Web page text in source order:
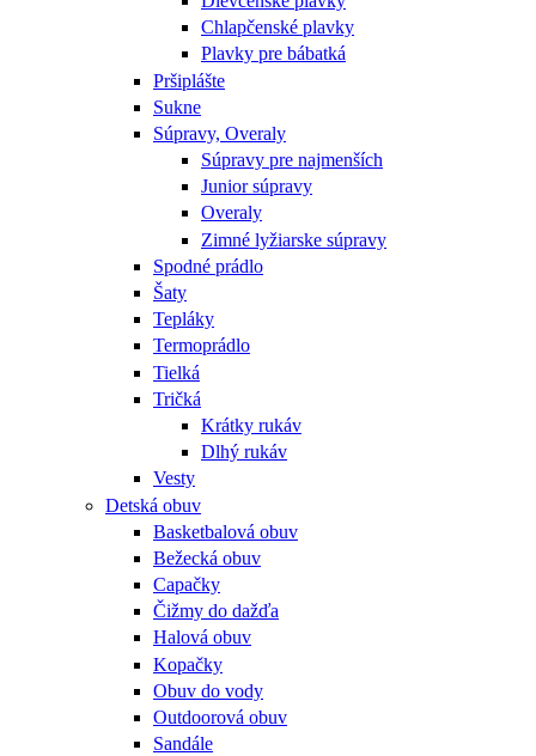
Chlapčenské plavky
Plavky pre bábatká
Pršiplášte
Sukne
Súpravy, Overaly
Súpravy pre najmenších
Junior súpravy
Overaly
Zimné lyžiarske súpravy
Spodné prádlo
Šaty
Tepláky
Termoprádlo
Tielká
Tričká
Krátky rukáv
Dlhý rukáv
Vesty
Detská obuv
Basketbalová obuv
Bežecká obuv
Capačky
Čižmy do dažďa
Halová obuv
Kopačky
Obuv do vody
Outdoorová obuv
Sandále